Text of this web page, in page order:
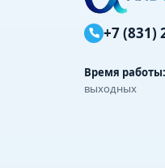
+7 (831)
Время работы:
выходных